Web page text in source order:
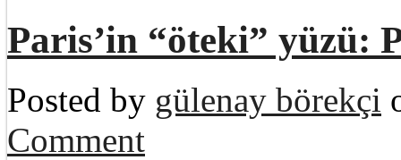
Paris’in “öteki” yüzü:
Posted by gülenay börekçi
Comment